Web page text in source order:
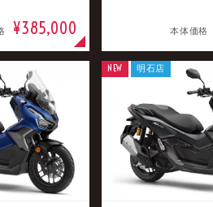
¥385,000 本体価格
NEW 明石店